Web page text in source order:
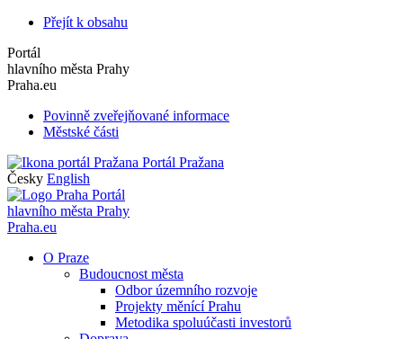
Přejít k obsahu
Portál
hlavního města Prahy
Praha.eu
Povinně zveřejňované informace
Městské části
Portál Pražana
Česky English
Portál
hlavního města Prahy
Praha.eu
O Praze
Budoucnost města
Odbor územního rozvoje
Projekty měnící Prahu
Metodika spoluúčasti investorů